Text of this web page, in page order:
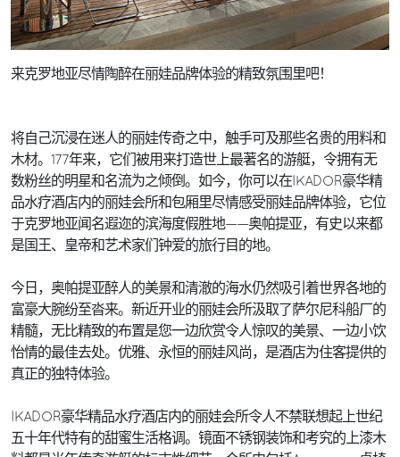
来克罗地亚尽情陶醉在丽娃品牌体验的精致氛围里吧！
将自己沉浸在迷人的丽娃传奇之中，触手可及那些名贵的用料和
木材。177年来，它们被用来打造世上最著名的游艇，令拥有无
数粉丝的明星和名流为之倾倒。如今，你可以在IKADOR豪华精
品水疗酒店内的丽娃会所和包厢里尽情感受丽娃品牌体验，它位
于克罗地亚闻名遐迩的滨海度假胜地——奥帕提亚，有史以来都
是国王、皇帝和艺术家们钟爱的旅行目的地。
今日，奥帕提亚醉人的美景和清澈的海水仍然吸引着世界各地的
富豪大腕纷至沓来。新近开业的丽娃会所汲取了萨尔尼科船厂的
精髓，无比精致的布置是您一边欣赏令人惊叹的美景、一边小饮
怡情的最佳去处。优雅、永恒的丽娃风尚，是酒店为住客提供的
真正的独特体验。
IKADOR豪华精品水疗酒店内的丽娃会所令人不禁联想起上世纪
五十年代特有的甜蜜生活格调。镜面不锈钢装饰和考究的上漆木